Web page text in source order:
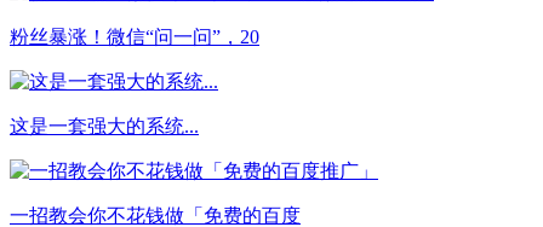
粉丝暴涨！微信“问一问”，20
这是一套强大的系统...
一招教会你不花钱做「免费的百度